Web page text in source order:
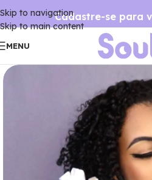
Skip to navigation
Skip to main content
Cadastre-se para
MENU